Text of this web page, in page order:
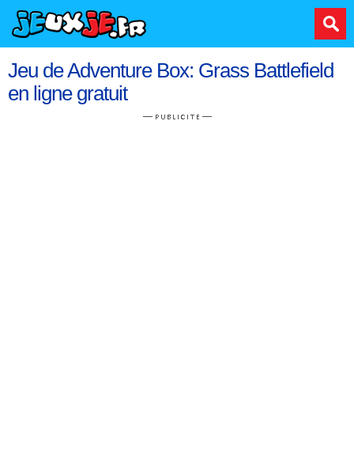
Jeu de Adventure Box: Grass Battlefield
en ligne gratuit